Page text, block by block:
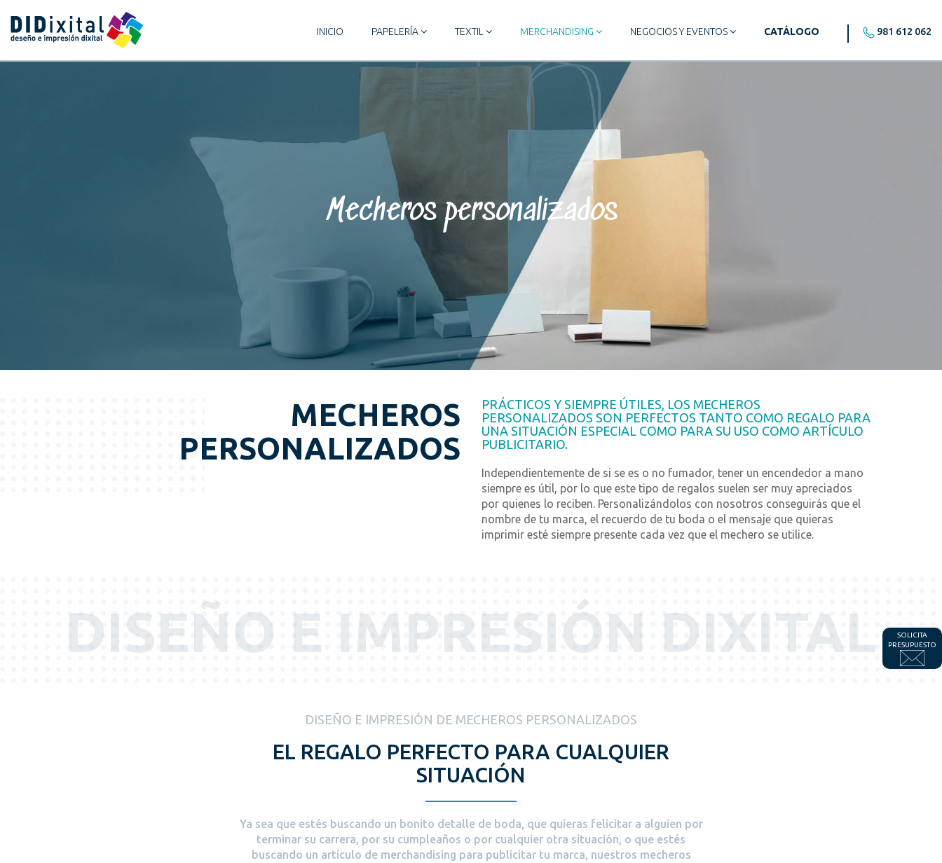
INICIO PAPELERÍA TEXTIL MERCHANDISING NEGOCIOS Y EVENTOS CATÁLOGO 981 612 062
Mecheros personalizados
MECHEROS
PERSONALIZADOS
PRÁCTICOS Y SIEMPRE ÚTILES, LOS MECHEROS
PERSONALIZADOS SON PERFECTOS TANTO COMO REGALO PARA
UNA SITUACIÓN ESPECIAL COMO PARA SU USO COMO ARTÍCULO
PUBLICITARIO.
Independientemente de si se es o no fumador, tener un encendedor a mano
siempre es útil, por lo que este tipo de regalos suelen ser muy apreciados
por quienes lo reciben. Personalizándolos con nosotros conseguirás que el
nombre de tu marca, el recuerdo de tu boda o el mensaje que quieras
imprimir esté siempre presente cada vez que el mechero se utilice.
DISEÑO E IMPRESIÓN DIXITAL
DISEÑO E IMPRESIÓN DE MECHEROS PERSONALIZADOS
EL REGALO PERFECTO PARA CUALQUIER
SITUACIÓN
Ya sea que estés buscando un bonito detalle de boda, que quieras felicitar a alguien por
terminar su carrera, por su cumpleaños o por cualquier otra situación, o que estés
buscando un artículo de merchandising para publicitar tu marca, nuestros mecheros
SOLICITA
PRESUPUESTO